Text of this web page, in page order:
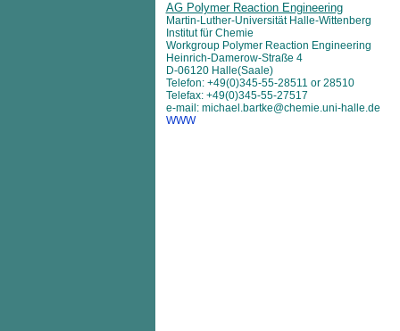
AG Polymer Reaction Engineering
Martin-Luther-Universität Halle-Wittenberg
Institut für Chemie
Workgroup Polymer Reaction Engineering
Heinrich-Damerow-Straße 4
D-06120 Halle(Saale)
Telefon: +49(0)345-55-28511 or 28510
Telefax: +49(0)345-55-27517
e-mail: michael.bartke@chemie.uni-halle.de
WWW